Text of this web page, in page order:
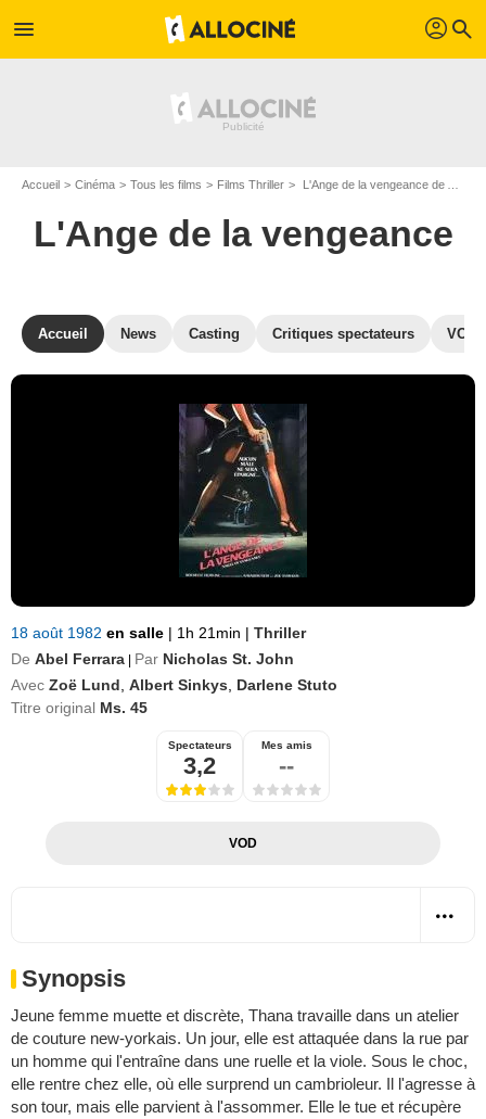
menu profil search
Accueil Cinéma Tous les films Films Thriller L'Ange de la vengeance de Abel Ferrara
L'Ange de la vengeance
Accueil News Casting Critiques spectateurs VOD
18 août 1982 en salle | 1h 21min | Thriller
De Abel Ferrara Par Nicholas St. John
Avec Zoë Lund Albert Sinkys
Darlene Stuto
Titre original Ms. 45
Spectateurs
3,2
Mes amis
--
VOD
Synopsis
Jeune femme muette et discrète, Thana travaille dans un atelier
de couture new-yorkais. Un jour, elle est attaquée dans la rue par
un homme qui l'entraîne dans une ruelle et la viole. Sous le choc,
elle rentre chez elle, où elle surprend un cambrioleur. Il l'agresse à
son tour, mais elle parvient à l'assommer. Elle le tue et récupère